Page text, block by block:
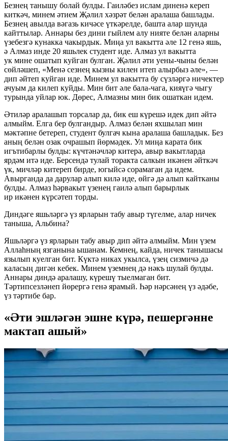
Безнең танышу болай булды. Гаиләбез ислам диненә кереп
киткәч, минем әтием Җәлил хәзрәт белән аралаша башлады.
Безнең авылда вәгазь кичәсе үткәрелде, башта алар шунда
кайттылар. Аннары без дини гыйлем алу нияте белән аларны
үзебезгә кунакка чакырдык. Миңа ул вакытта әле 12 генә яшь,
ә Алмаз инде 20 яшьлек студент иде. Алмаз ул вакытта
ук мине ошатып куйган булган. Җәлил әти уены-чыны белән
сөйләшеп, «Менә сезнең кызны килен итеп алырбыз әле», —
дип әйтеп куйган иде. Минем ул вакытта бу сүзләргә ничектер
ачуым да килеп куйды. Мин бит әле бала-чага, кияүгә чыгу
турында уйлар юк. Дөрес, Алмазны мин бик ошаткан идем.
Әтиләр аралашып торсалар да, бик еш күрешә идек дип әйтә
алмыйм. Елга бер булгандыр. Алмаз белән яхшылап мин
мәктәпне бетереп, студент булгач кына аралаша башладык. Без
аның белән озак очрашып йөрмәдек. Ул миңа карата бик
игътибарлы булды: күчтәнәчләр китерә, авыр вакытларда
ярдәм итә иде. Берсендә тулай торакта салкын икәнен әйткәч
үк, мичләр китереп бирде, югыйсә сорамаган да идем.
Авырганда да дарулар алып килә иде, өйгә дә алып кайтканы
булды. Алмаз һәрвакыт үзенең гаилә алып барырлык
ир икәнен күрсәтеп торды.
Диндәге яшьләргә үз ярларын табу авыр түгелме, алар ничек
таныша, Альбина?
Яшьләргә үз ярларын табу авыр дип әйтә алмыйм. Мин үзем
Аллаһның язганына ышанам. Кемнең, кайда, ничек танышасы
язылып куелган бит. Күктә никах укылса, үзең сизмичә дә
каласың дигән кебек. Минем үземнең дә нәкъ шулай булды.
Аннары диндә аралашу, күрешү тыелмаган бит.
Тәртипсезләнеп йөрергә генә ярамый. Һәр нәрсәнең үз әдәбе,
үз тәртибе бар.
«Әти эшләгән эшне күрә, пешергәнне
мактап ашый»